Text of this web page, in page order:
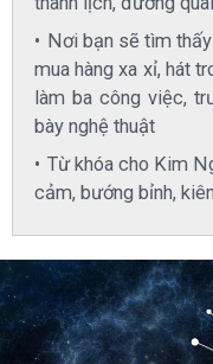
Nơi bạn sẽ tìm
mua hàng xa xỉ, hát
làm ba công việc,
bày nghệ thuật
Từ khóa cho Kim
cảm, bướng bỉnh,